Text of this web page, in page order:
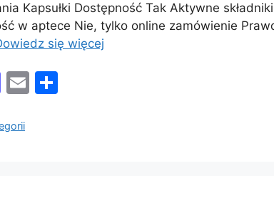
Kapsułki Dostępność Tak Aktywne
w aptece Nie, tylko online zamówienie
się więcej
M
st
E